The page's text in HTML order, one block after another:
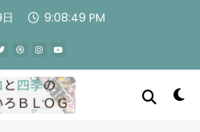
9:08:50 PM